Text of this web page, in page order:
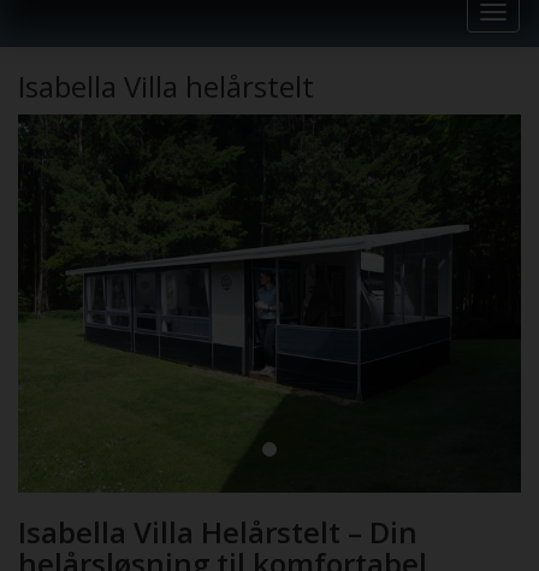
Isabella Villa helårstelt
Isabella Villa Helårstelt – Din